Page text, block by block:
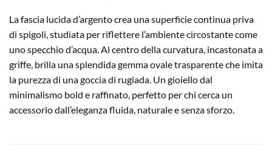
La fascia lucida d’argento crea una superficie continua priva
di spigoli, studiata per riflettere l’ambiente circostante come
uno specchio d’acqua. Al centro della curvatura, incastonata a
griffe, brilla una splendida gemma ovale trasparente che imita
la purezza di una goccia di rugiada. Un gioiello dal
minimalismo bold e raffinato, perfetto per chi cerca un
accessorio dall’eleganza fluida, naturale e senza sforzo.